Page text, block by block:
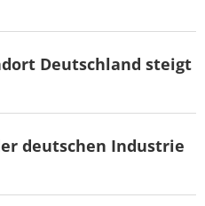
Deutschland steigt
deutschen Industrie